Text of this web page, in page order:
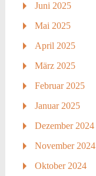
Juni 2025
Mai 2025
April 2025
März 2025
Februar 2025
Januar 2025
Dezember 2024
November 2024
Oktober 2024